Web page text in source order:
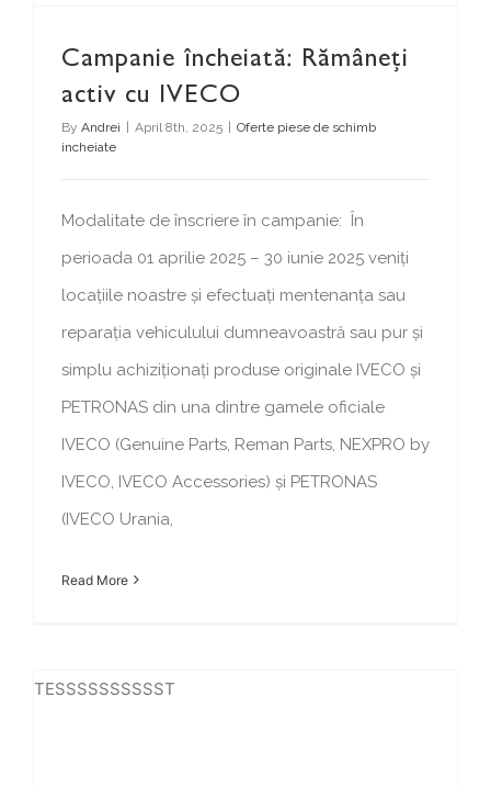
Campanie încheiată: Rămâneți
activ cu IVECO
By Andrei April 8th, 2025
Oferte piese de schimb
incheiate
Modalitate de înscriere în campanie: În
perioada 01 aprilie 2025 – 30 iunie 2025 veniți
locațiile noastre și efectuați mentenanța sau
reparația vehiculului dumneavoastră sau pur și
simplu achiziționați produse originale IVECO și
PETRONAS din una dintre gamele oficiale
IVECO (Genuine Parts, Reman Parts, NEXPRO by
IVECO, IVECO Accessories) și PETRONAS
(IVECO Urania,
Read More
TESSSSSSSSSST